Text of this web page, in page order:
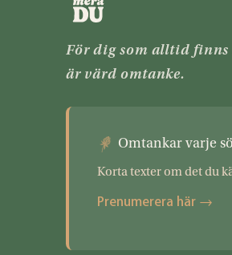
För dig som alltid finns
är värd omtanke.
Omtankar varje
Korta texter om det du
Prenumerera här →